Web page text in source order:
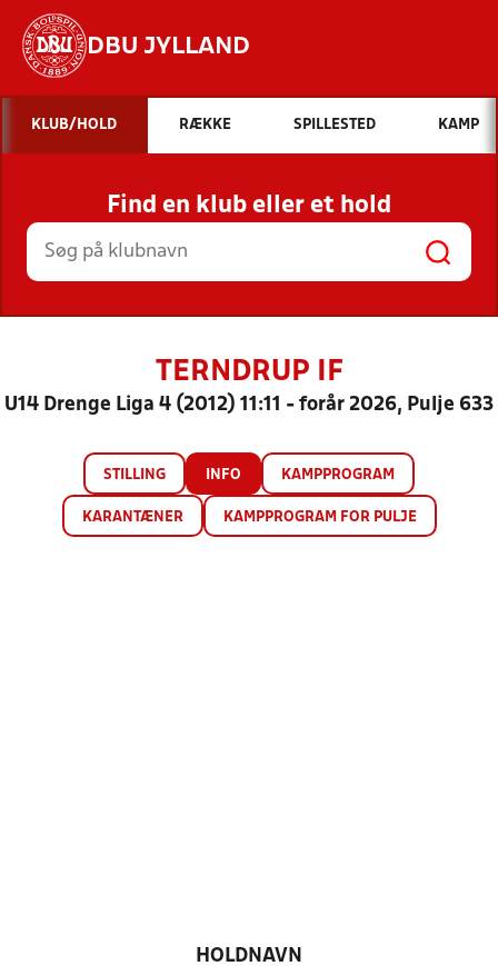
DBU JYLLAND
Hvad vil du søge efter?
INDHOLD OG NYHEDER
STILLINGER, RESULTATER, KLUBBER OG
HOLD
KLUB/HOLD RÆKKE SPILLESTED KAMP
Find en klub eller et hold
TERNDRUP IF
U14 Drenge Liga 4 (2012) 11:11 - forår 2026, Pulje 633
STILLING INFO KAMPPROGRAM
KARANTÆNER KAMPPROGRAM FOR PULJE
HOLDNAVN